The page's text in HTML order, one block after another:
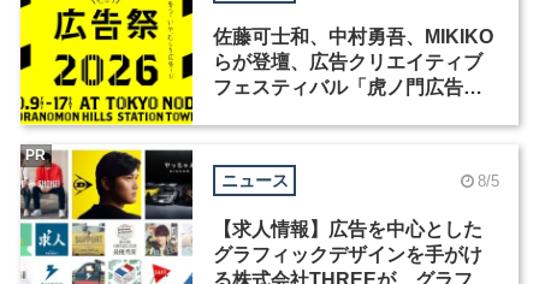
佐藤可士和、中村勇吾、MIKIKO
らが登壇、広告クリエイティブ
フェスティバル「虎ノ門広告
ニュース 8/5
【求人情報】広告を中心とした
グラフィックデザインを手がけ
る株式会社THREEが、グラフィ
PR